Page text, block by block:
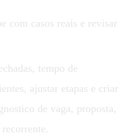
com casos reais e revisar
tempo de
ajustar etapas e criar
de vaga, proposta,